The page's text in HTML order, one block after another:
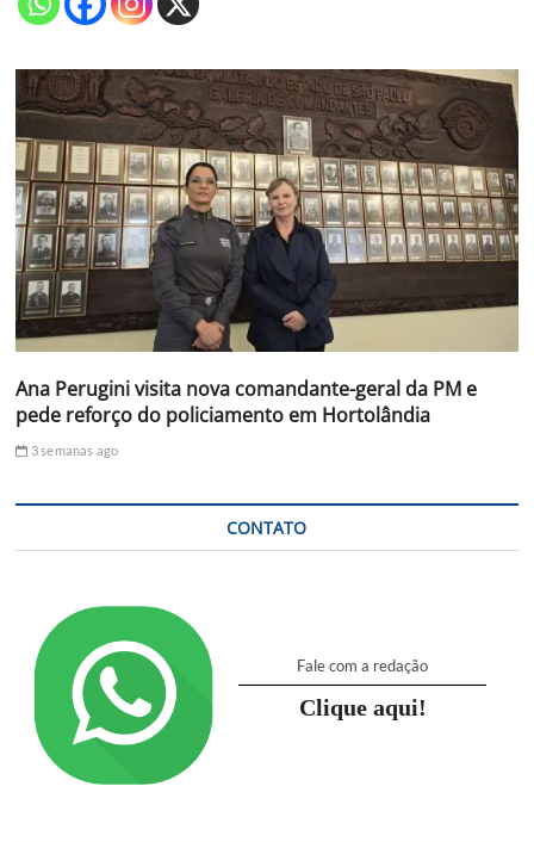
Ana Perugini visita nova comandante-geral da PM e
pede reforço do policiamento em Hortolândia
3 semanas ago
CONTATO
Fale com a redação
Clique aqui!